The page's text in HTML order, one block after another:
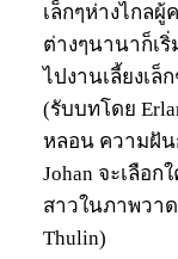
เล็กๆห่างไกล
ต่างๆนานาก็เ
ไปงานเลี้ยงเล็
(รับบทโดย
หลอน ความฝัน
Johan จะเลือ
สาวในภาพวาด
Thulin)